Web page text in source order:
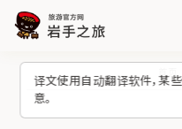
译文使用自动翻译软件，某
意。